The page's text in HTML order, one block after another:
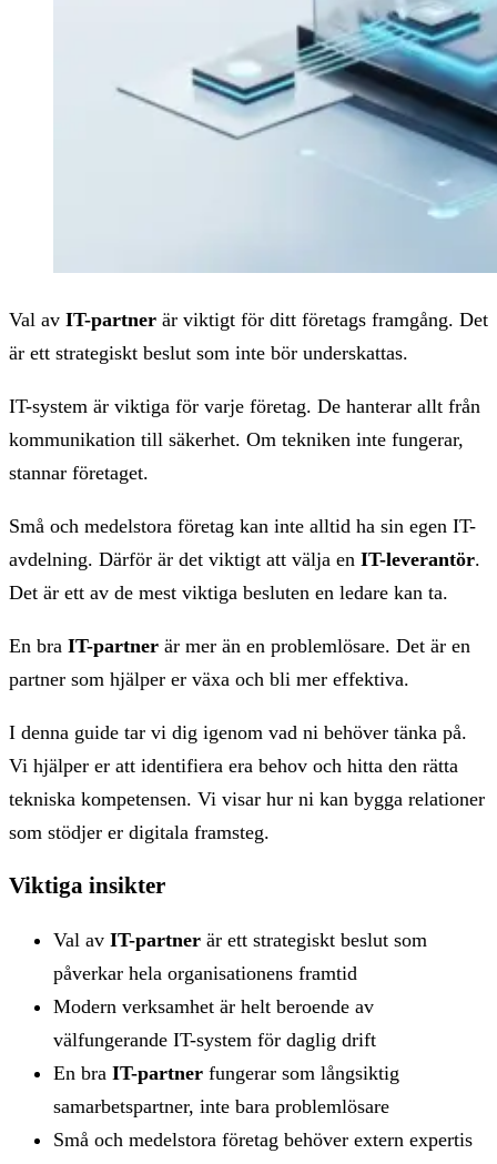
Val av IT-partner är viktigt för ditt företags framgång. Det
är ett strategiskt beslut som inte bör underskattas.
IT-system är viktiga för varje företag. De hanterar allt från
kommunikation till säkerhet. Om tekniken inte fungerar,
stannar företaget.
Små och medelstora företag kan inte alltid ha sin egen IT-
avdelning. Därför är det viktigt att välja en IT-leverantör.
Det är ett av de mest viktiga besluten en ledare kan ta.
En bra IT-partner är mer än en problemlösare. Det är en
partner som hjälper er växa och bli mer effektiva.
I denna guide tar vi dig igenom vad ni behöver tänka på.
Vi hjälper er att identifiera era behov och hitta den rätta
tekniska kompetensen. Vi visar hur ni kan bygga relationer
som stödjer er digitala framsteg.
Viktiga insikter
Val av IT-partner är ett strategiskt beslut som
påverkar hela organisationens framtid
Modern verksamhet är helt beroende av
välfungerande IT-system för daglig drift
En bra IT-partner fungerar som långsiktig
samarbetspartner, inte bara problemlösare
Små och medelstora företag behöver extern expertis